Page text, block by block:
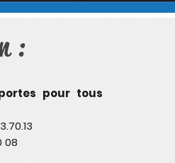
:
pour tous
08